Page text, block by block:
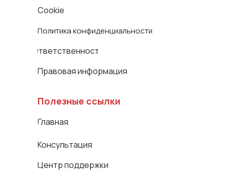
Полезные ссылки
Cookie
Политика конфиденциальности
Ответственность
Правовая информация
Главная
Консультация
Центр поддержки